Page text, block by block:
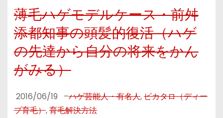
薄毛ハゲモデルケース・前舛
添都知事の頭髪的復活（ハゲ
の先達から自分の将来をかん
がみる）
2016/06/19 –ハゲ芸能人・有名人,ピカタロ（ディー
プ育毛）,育毛解決方法